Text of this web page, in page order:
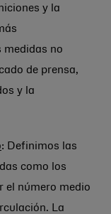
y la
medidas no
de prensa,
y la
: Definimos las
como los
el número medio
La